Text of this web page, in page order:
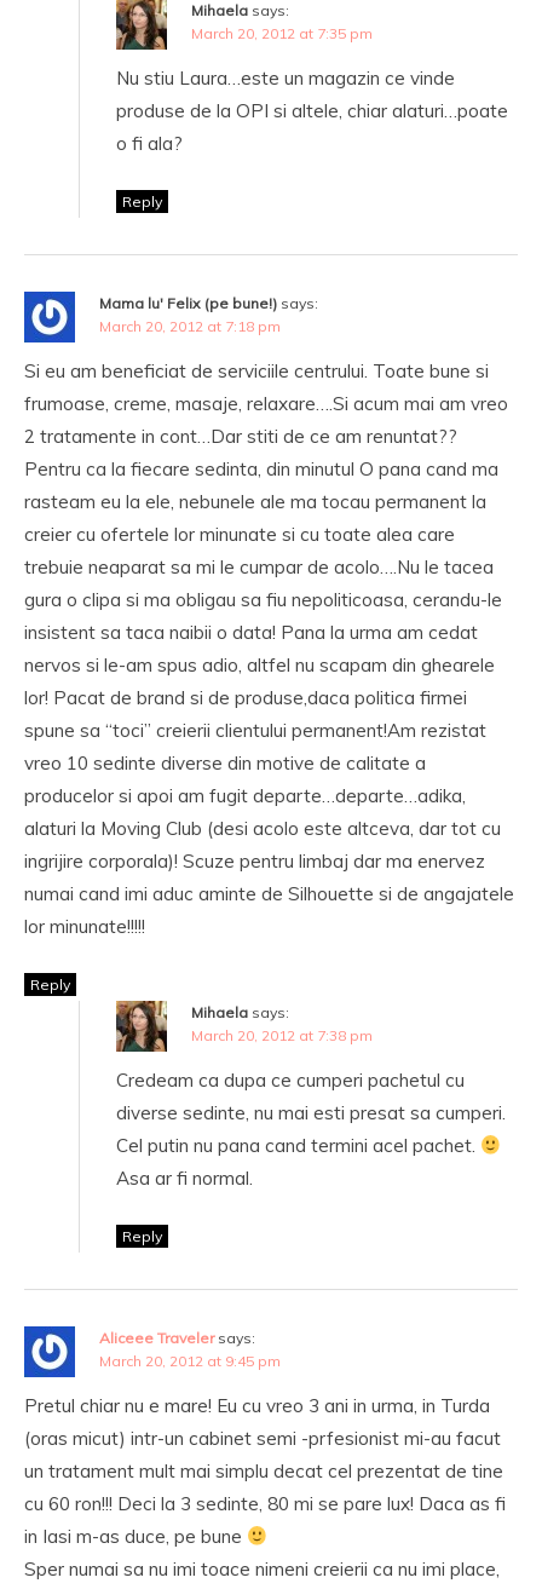
Mihaela says:
March 20, 2012 at 7:35 pm
Nu stiu Laura…este un magazin ce vinde
produse de la OPI si altele, chiar alaturi…poate
o fi ala?
Reply
Mama lu' Felix (pe bune!) says:
March 20, 2012 at 7:18 pm
Si eu am beneficiat de serviciile centrului. Toate bune si
frumoase, creme, masaje, relaxare….Si acum mai am vreo
2 tratamente in cont…Dar stiti de ce am renuntat??
Pentru ca la fiecare sedinta, din minutul O pana cand ma
rasteam eu la ele, nebunele ale ma tocau permanent la
creier cu ofertele lor minunate si cu toate alea care
trebuie neaparat sa mi le cumpar de acolo….Nu le tacea
gura o clipa si ma obligau sa fiu nepoliticoasa, cerandu-le
insistent sa taca naibii o data! Pana la urma am cedat
nervos si le-am spus adio, altfel nu scapam din ghearele
lor! Pacat de brand si de produse,daca politica firmei
spune sa “toci” creierii clientului permanent!Am rezistat
vreo 10 sedinte diverse din motive de calitate a
producelor si apoi am fugit departe…departe…adika,
alaturi la Moving Club (desi acolo este altceva, dar tot cu
ingrijire corporala)! Scuze pentru limbaj dar ma enervez
numai cand imi aduc aminte de Silhouette si de angajatele
lor minunate!!!!!
Reply
Mihaela says:
March 20, 2012 at 7:38 pm
Credeam ca dupa ce cumperi pachetul cu
diverse sedinte, nu mai esti presat sa cumperi.
Cel putin nu pana cand termini acel pachet.
Asa ar fi normal.
Reply
Aliceee Traveler says:
March 20, 2012 at 9:45 pm
Pretul chiar nu e mare! Eu cu vreo 3 ani in urma, in Turda
(oras micut) intr-un cabinet semi -prfesionist mi-au facut
un tratament mult mai simplu decat cel prezentat de tine
cu 60 ron!!! Deci la 3 sedinte, 80 mi se pare lux! Daca as fi
in Iasi m-as duce, pe bune
Sper numai sa nu imi toace nimeni creierii ca nu imi place,